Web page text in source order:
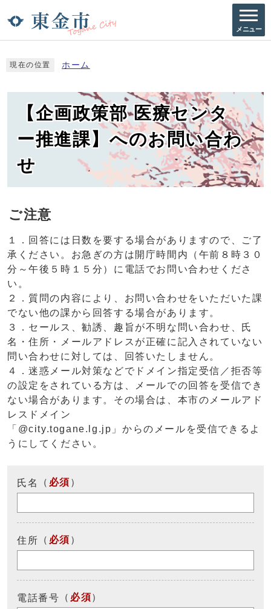
メニュー
現在の位置 ホーム
【企画政策部 医療センタ
ー推進課】へのお問い合わ
せ
ご注意
１．回答には日数を要する場合がありますので、ご了
承ください。お急ぎの方は開庁時間内（午前８時３０
分～午後５時１５分）に電話でお問い合わせくださ
い。
２．質問の内容により、お問い合わせをいただいた課
でない他の課から回答する場合があります。
３．セールス、勧誘、趣旨が不明な問い合わせ、氏
名・住所・メールアドレスが正確に記入されていない
問い合わせに対しては、回答いたしません。
４．迷惑メール対策などでドメイン指定受信／拒否等
の設定をされている方は、メールでの回答を受信でき
ない場合があります。その場合は、本市のメールアド
レスドメイン
「@city.togane.lg.jp」からのメールを受信できるよ
うにしてください。
氏名 （ 必須 ）
住所 （ 必須 ）
電話番号 （ 必須）